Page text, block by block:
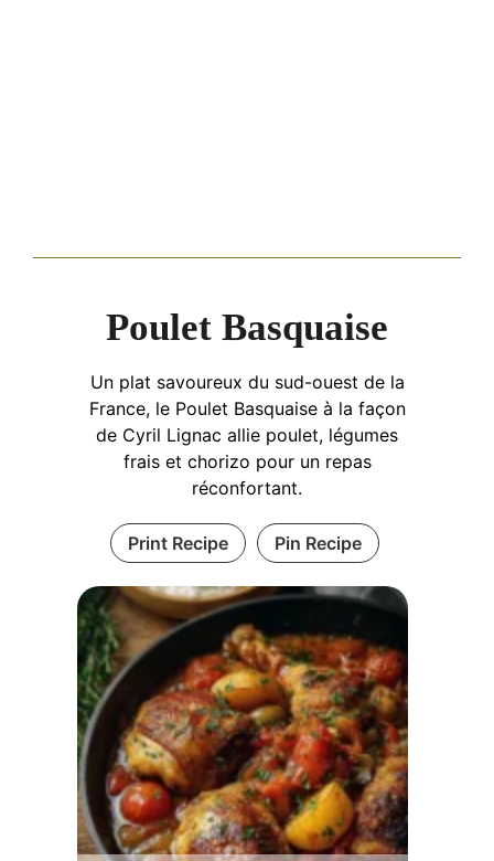
Poulet Basquaise
Un plat savoureux du sud-ouest de la
France, le Poulet Basquaise à la façon
de Cyril Lignac allie poulet, légumes
frais et chorizo pour un repas
réconfortant.
Print Recipe Pin Recipe